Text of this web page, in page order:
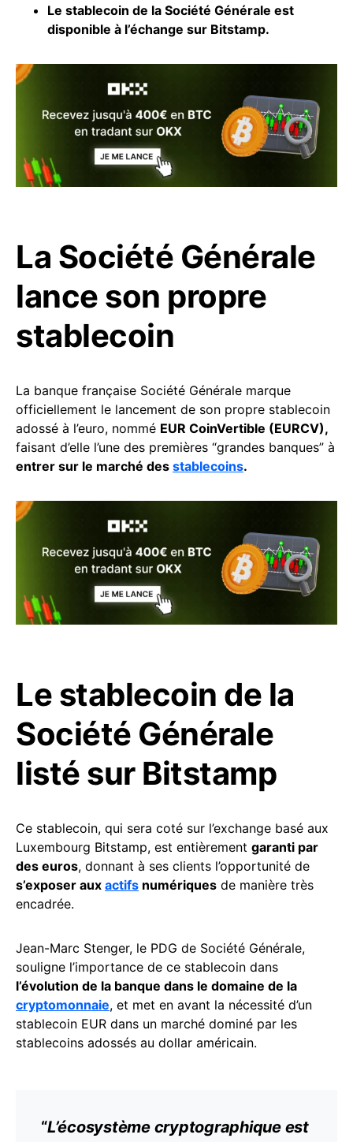
Le stablecoin de la Société Générale est
disponible à l’échange sur Bitstamp.
La Société Générale
lance son propre
stablecoin
La banque française Société Générale marque
officiellement le lancement de son propre stablecoin
adossé à l’euro, nommé EUR CoinVertible (EURCV),
faisant d’elle l’une des premières “grandes banques” à
entrer sur le marché des stablecoins.
Le stablecoin de la
Société Générale
listé sur Bitstamp
Ce stablecoin, qui sera coté sur l’exchange basé aux
Luxembourg Bitstamp, est entièrement garanti par
des euros, donnant à ses clients l’opportunité de
s’exposer aux actifs numériques de manière très
encadrée.
Jean-Marc Stenger, le PDG de Société Générale,
souligne l’importance de ce stablecoin dans
l’évolution de la banque dans le domaine de la
cryptomonnaie, et met en avant la nécessité d’un
stablecoin EUR dans un marché dominé par les
stablecoins adossés au dollar américain.
“L’écosystème cryptographique est